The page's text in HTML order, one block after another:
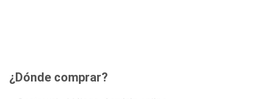
¿Dónde comprar?